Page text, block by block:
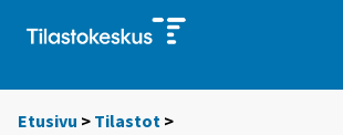
Etusivu > Tilastot >